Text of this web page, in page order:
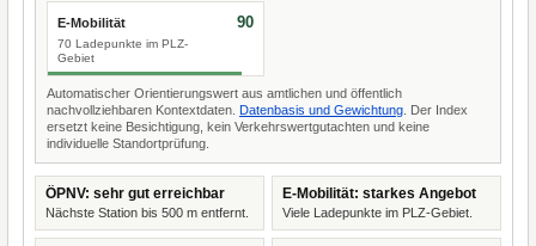
E-Mobilität
70 Ladepunkte im PLZ-
Gebiet
90
Automatischer Orientierungswert aus amtlichen und öffentlich
nachvollziehbaren Kontextdaten. Datenbasis und Gewichtung . Der Index
ersetzt keine Besichtigung, kein Verkehrswertgutachten und keine
individuelle Standortprüfung.
ÖPNV: sehr gut erreichbar
Nächste Station bis 500 m entfernt.
E-Mobilität: starkes Angebot
Viele Ladepunkte im PLZ-Gebiet.